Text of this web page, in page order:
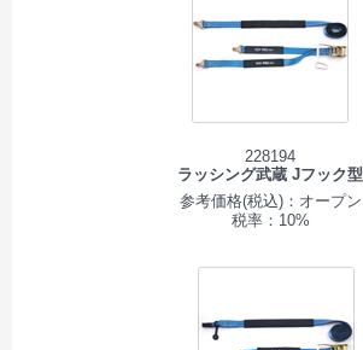
228194
ラッシング武蔵 Jフック型
参考価格(税込)：オープン
税率：10%